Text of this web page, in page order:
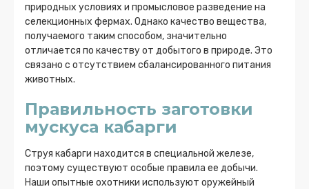
природных условиях и промысловое разведение на
селекционных фермах. Однако качество вещества,
получаемого таким способом, значительно
отличается по качеству от добытого в природе. Это
связано с отсутствием сбалансированного питания
животных.
Правильность заготовки
мускуса кабарги
Струя кабарги находится в специальной железе,
поэтому существуют особые правила ее добычи.
Наши опытные охотники используют оружейный